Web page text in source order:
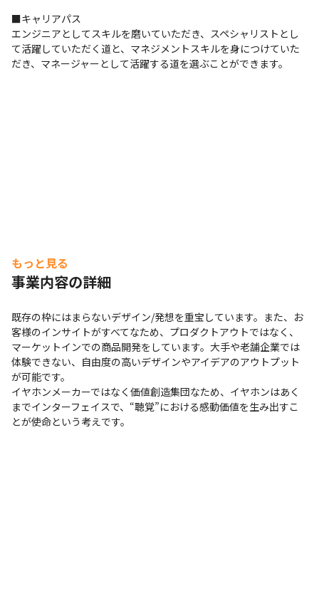
■キャリアパス
エンジニアとしてスキルを磨いていただき、スペシャリストとし
て活躍していただく道と、マネジメントスキルを身につけていた
だき、マネージャーとして活躍する道を選ぶことができます。
もっと見る
事業内容の詳細
既存の枠にはまらないデザイン/発想を重宝しています。また、お
客様のインサイトがすべてなため、プロダクトアウトではなく、
マーケットインでの商品開発をしています。大手や老舗企業では
体験できない、自由度の高いデザインやアイデアのアウトプット
が可能です。
イヤホンメーカーではなく価値創造集団なため、イヤホンはあく
までインターフェイスで、“聴覚”における感動価値を生み出すこ
とが使命という考えです。